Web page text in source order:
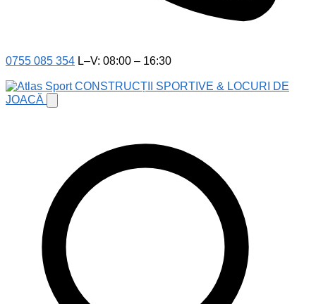
0755 085 354 L–V: 08:00 – 16:30
CONSTRUCȚII SPORTIVE & LOCURI DE
JOACĂ